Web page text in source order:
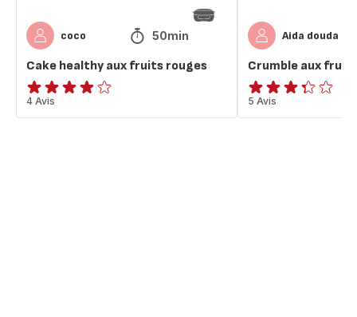
coco 50min
Cake healthy aux fruits rouges
Avis
4
4 Avis
Aida douda
Crumble aux
ratings.3.3
5 Avis